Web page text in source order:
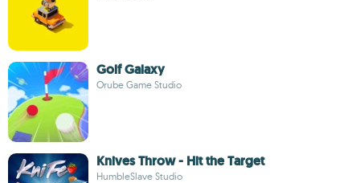
Golf Galaxy
Orube Game Studio
Knives Throw - Hit the Target
HumbleSlave Studio